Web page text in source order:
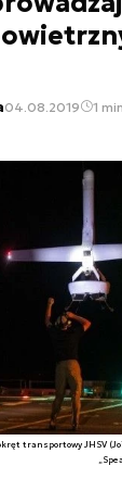
04.08.2019 1 min.
transportowy JHSV